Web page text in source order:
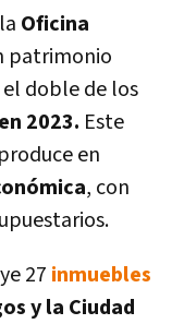
Oficina
patrimonio
el doble de los
2023. Este
en
, con
27 inmuebles
y la Ciudad